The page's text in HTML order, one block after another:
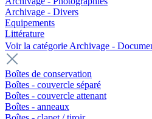
Archivage - Divers
Equipements
Littérature
Voir la catégorie Archivage -
Boîtes de conservation
Boîtes - couvercle séparé
Boîtes - couvercle attenant
Boîtes - anneaux